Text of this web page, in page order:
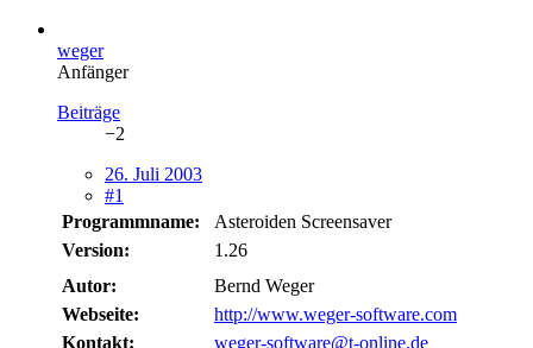
weger
Anfänger
Beiträge
−2
26. Juli 2003
#1
Programmname:
Asteroiden Screensaver
Version:
1.26
Autor:
Bernd Weger
Webseite:
http://www.weger-software.com
Kontakt:
weger-software@t-online.de